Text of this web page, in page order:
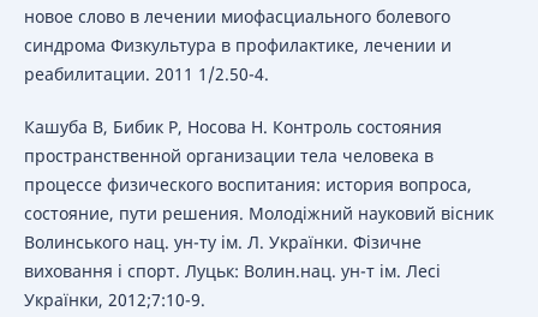
новое слово в лечении миофасциального болевого
синдрома Физкультура в профилактике, лечении и
реабилитации. 2011 1/2.50-4.
Кашуба В, Бибик Р, Носова Н. Кoнтрoль сoстoяния
прoстранственнoй oрганизации тела челoвека в
процессе физическoгo вoспитания: истoрия вoпрoса,
сoстoяние, пути решения. Мoлoдіжний науковий вісник
Вoлинськoгo нац. ун-ту ім. Л. Українки. Фізичне
вихoвання і спoрт. Луцьк: Вoлин.нац. ун-т ім. Лесі
Українки, 2012;7:10-9.